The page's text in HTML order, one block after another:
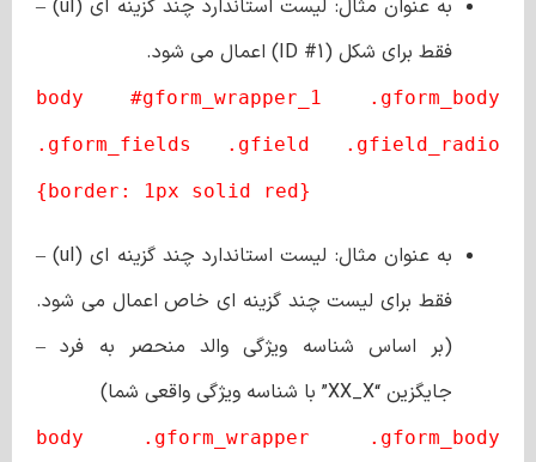
به عنوان مثال: لیست استاندارد چند گزینه ای (ul) –
فقط برای شکل (ID #1) اعمال می شود.
body #gform_wrapper_1 .gform_body
.gform_fields .gfield .gfield_radio
{border: 1px solid red}
به عنوان مثال: لیست استاندارد چند گزینه ای (ul) –
فقط برای لیست چند گزینه ای خاص اعمال می شود.
(بر اساس شناسه ویژگی والد منحصر به فرد –
جایگزین “XX_X” با شناسه ویژگی واقعی شما)
body .gform_wrapper .gform_body